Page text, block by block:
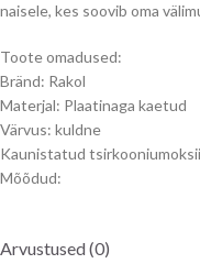
naisele, kes soovib oma
Toote omadused:
Bränd: Rakol
Materjal: Plaatinaga kaetud
Värvus: kuldne
Kaunistatud
Mõõdud:
Arvustused (0)